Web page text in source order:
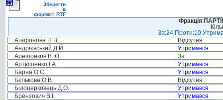
Зберегти
в
форматі RTF
Фракція
За:24 Проти:10
Агафонова Н.В.
Відсутня
Андрієвський Д.Й.
Утримався
Арешонков В.Ю.
За
Артюшенко І.А.
Утримався
Барна О.С.
Утримався
Бєлькова О.В.
Відсутня
Білоцерковець Д.О.
Утримався
Брензович В.І.
Утримався